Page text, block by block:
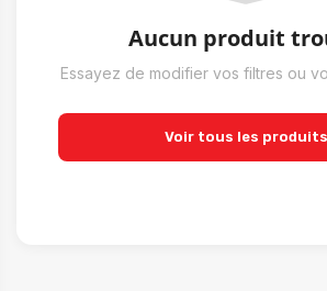
Aucun produit
Essayez de modifier vos filtres ou
Voir tous les produits